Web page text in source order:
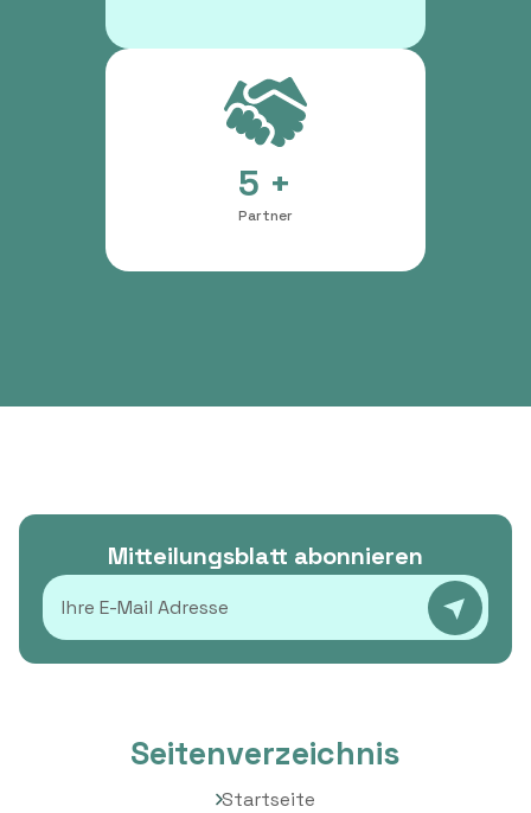
5 +
Partner
Mitteilungsblatt abonnieren
Seitenverzeichnis
Startseite